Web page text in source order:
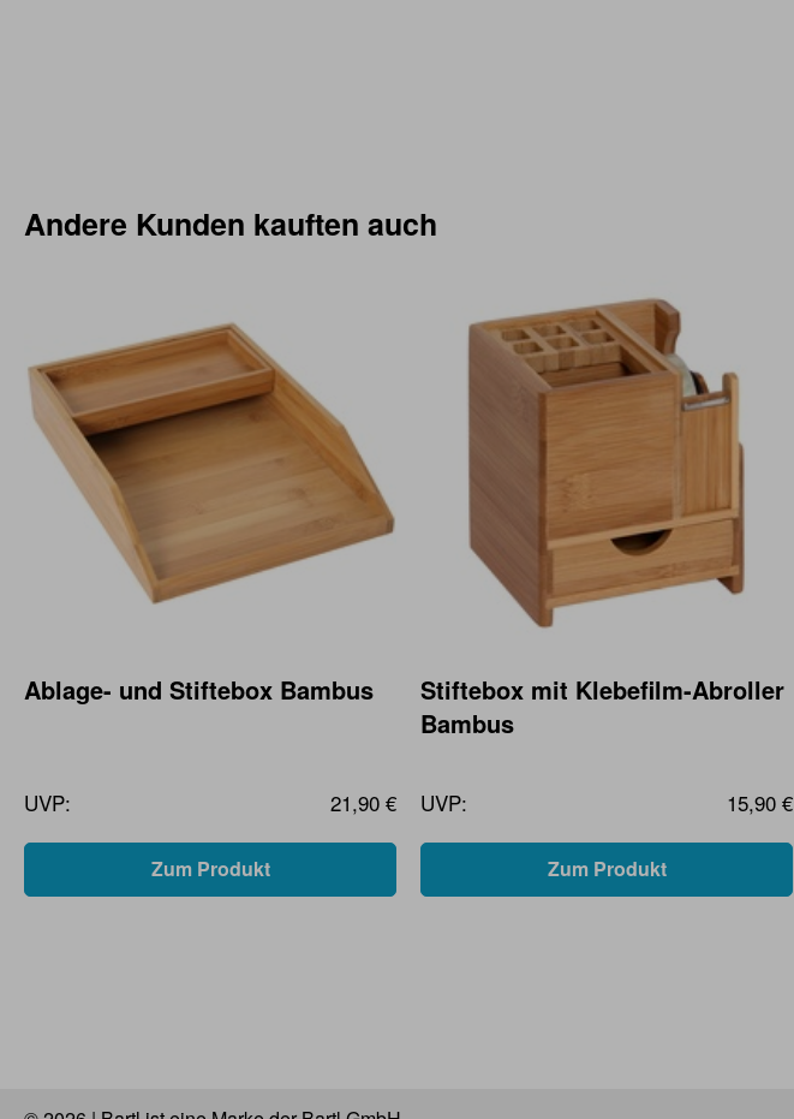
Andere Kunden kauften auch
Ablage- und Stiftebox Bambus
UVP: 21,90 €
Zum Produkt
Stiftebox mit Klebefilm-Abroller
Bambus
UVP: 15,90 €
Zum Produkt